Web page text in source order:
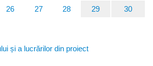
26 27 28 29 30
și a lucrărilor din proiect